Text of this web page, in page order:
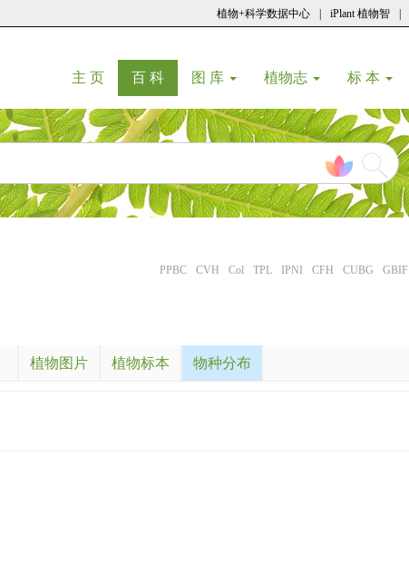
植物+科学数据中心 iPlant 植物智
主 页(current)
百 科(current)
图 库 植物志 标 本
PPBC CVH Col TPL IPNI CFH CUBG GBIF
植物图片 植物标本 物种分布